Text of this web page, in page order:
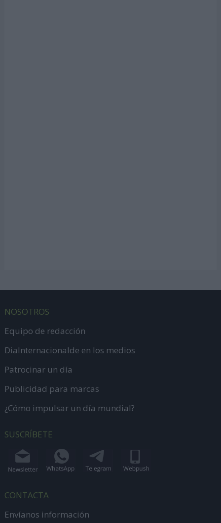
NOSOTROS
Equipo de redacción
DiaInternacionalde en los medios
Patrocinar un día
Publicidad para marcas
¿Cómo impulsar un día mundial?
SUSCRÍBETE
CONTACTA
Envíanos información